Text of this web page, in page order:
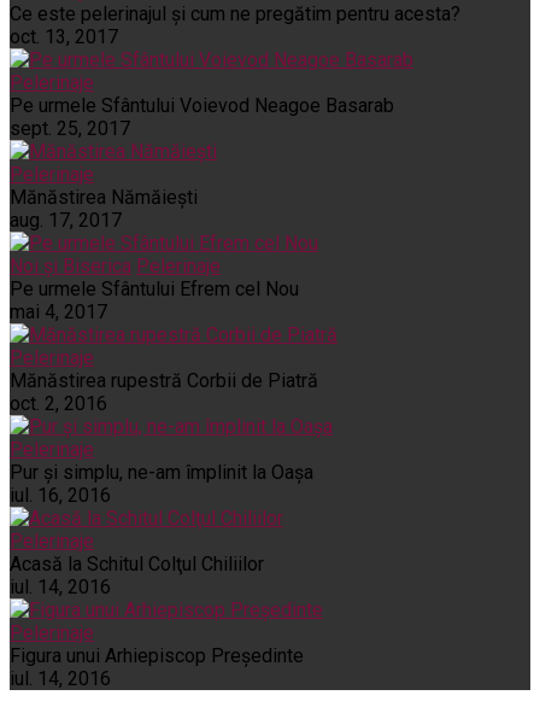
Ce este pelerinajul şi cum ne pregătim pentru acesta?
oct. 13, 2017
Pelerinaje
Pe urmele Sfântului Voievod Neagoe Basarab
sept. 25, 2017
Pelerinaje
Mănăstirea Nămăiești
aug. 17, 2017
Noi și Biserica Pelerinaje
Pe urmele Sfântului Efrem cel Nou
mai 4, 2017
Pelerinaje
Mănăstirea rupestră Corbii de Piatră
oct. 2, 2016
Pelerinaje
Pur şi simplu, ne-am împlinit la Oaşa
iul. 16, 2016
Pelerinaje
Acasă la Schitul Colţul Chiliilor
iul. 14, 2016
Pelerinaje
Figura unui Arhiepiscop Preşedinte
iul. 14, 2016